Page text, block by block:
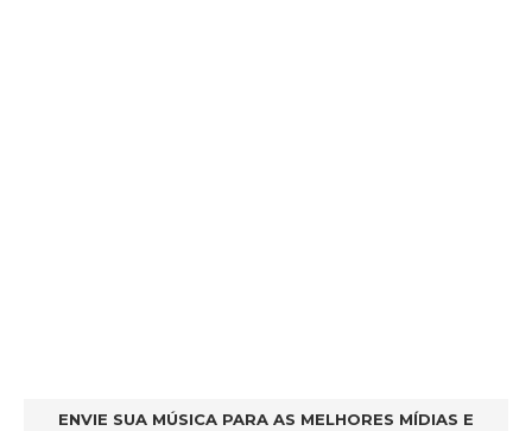
ENVIE SUA MÚSICA PARA AS MELHORES MÍDIAS E